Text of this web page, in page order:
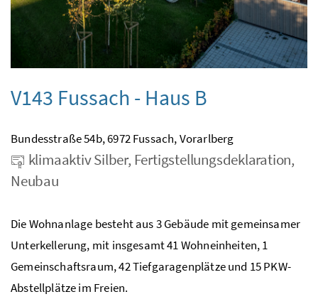
V143 Fussach - Haus B
Bundesstraße 54b, 6972 Fussach, Vorarlberg
klimaaktiv Silber, Fertigstellungsdeklaration,
Neubau
Die Wohnanlage besteht aus 3 Gebäude mit gemeinsamer
Unterkellerung, mit insgesamt 41 Wohneinheiten, 1
Gemeinschaftsraum, 42 Tiefgaragenplätze und 15 PKW-
Abstellplätze im Freien.